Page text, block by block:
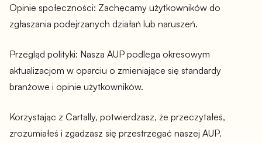
Opinie społeczności: Zachęcamy użytkowników do
zgłaszania podejrzanych działań lub naruszeń.
Przegląd polityki: Nasza AUP podlega okresowym
aktualizacjom w oparciu o zmieniające się standardy
branżowe i opinie użytkowników.
Korzystając z Cartally, potwierdzasz, że przeczytałeś,
zrozumiałeś i zgadzasz się przestrzegać naszej AUP.